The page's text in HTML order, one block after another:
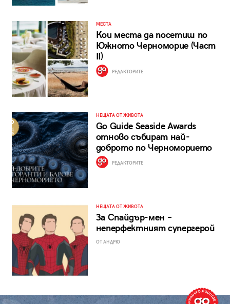
МЕСТА
Кои места да посетиш по
Южното Черноморие (Част
II)
РЕДАКТОРИТЕ
НЕЩАТА ОТ ЖИВОТА
Go Guide Seaside Awards
отново събират най-
доброто по Черноморието
РЕДАКТОРИТЕ
НЕЩАТА ОТ ЖИВОТА
За Спайдър-мен –
неперфектният супергерой
ОТ АНДРЮ